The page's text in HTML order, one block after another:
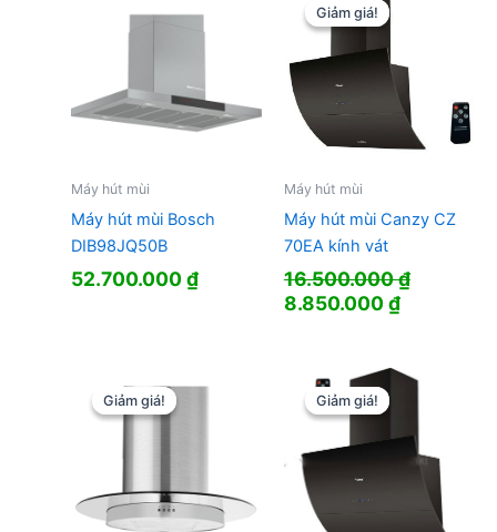
Máy hút mùi
Máy hút mùi Bosch
DIB98JQ50B
52.700.000₫
Giảm giá!
Giảm giá!
Máy hút mùi
Máy hút mùi Canzy CZ
70EA kính vát
16.500.000₫
Giá
16.500.000 ₫.
8.850.000₫Giá
là:
Giảm giá!
Giảm giá! Giảm giá!
Giảm giá!